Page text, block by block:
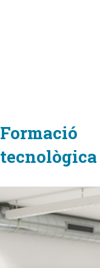
Formació
tecnològica
Taller
avaluar